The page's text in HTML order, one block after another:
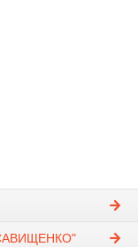
САВИЩЕНКО"